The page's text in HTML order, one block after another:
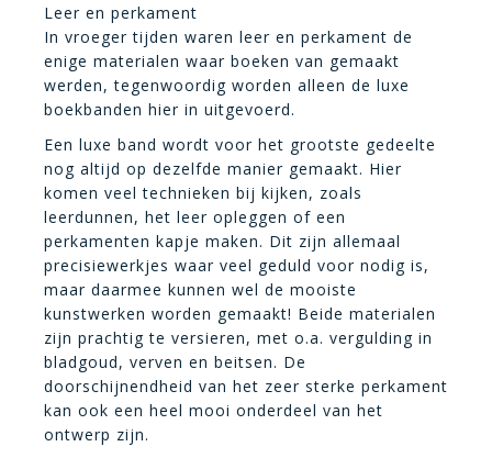
Leer en perkament
In vroeger tijden waren leer en perkament de
enige materialen waar boeken van gemaakt
werden, tegenwoordig worden alleen de luxe
boekbanden hier in uitgevoerd.
Een luxe band wordt voor het grootste gedeelte
nog altijd op dezelfde manier gemaakt. Hier
komen veel technieken bij kijken, zoals
leerdunnen, het leer opleggen of een
perkamenten kapje maken. Dit zijn allemaal
precisiewerkjes waar veel geduld voor nodig is,
maar daarmee kunnen wel de mooiste
kunstwerken worden gemaakt! Beide materialen
zijn prachtig te versieren, met o.a. vergulding in
bladgoud, verven en beitsen. De
doorschijnendheid van het zeer sterke perkament
kan ook een heel mooi onderdeel van het
ontwerp zijn.